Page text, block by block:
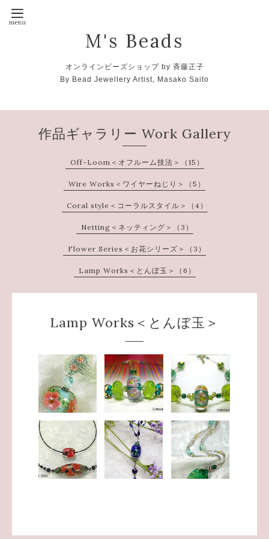
M's Beads
オンラインビーズショップ by 斉藤正子
By Bead Jewellery Artist, Masako Saito
作品ギャラリー Work Gallery
Off-Loom＜オフルーム技法＞（15）
Wire Works＜ワイヤーねじり＞（5）
Coral style＜コーラルスタイル＞（4）
Netting＜ネッティング＞（3）
Flower Series＜お花シリーズ＞（3）
Lamp Works＜とんぼ玉＞（6）
Lamp Works＜とんぼ玉＞